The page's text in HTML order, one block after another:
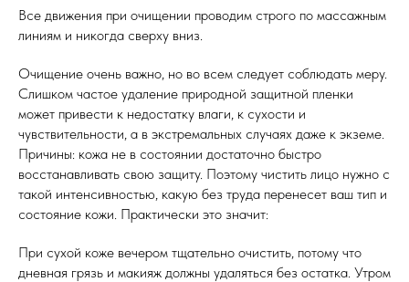
Все движения при очищении проводим строго по массажным
линиям и никогда сверху вниз.
Очищение очень важно, но во всем следует соблюдать меру.
Слишком частое удаление природной защитной пленки
может привести к недостатку влаги, к сухости и
чувствительности, а в экстремальных случаях даже к экземе.
Причины: кожа не в состоянии достаточно быстро
восстанавливать свою защиту. Поэтому чистить лицо нужно с
такой интенсивностью, какую без труда перенесет ваш тип и
состояние кожи. Практически это значит:
При сухой коже вечером тщательно очистить, потому что
дневная грязь и макияж должны удаляться без остатка. Утром